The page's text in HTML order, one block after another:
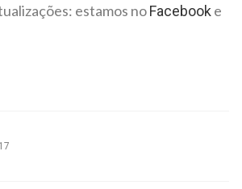
estamos noFacebook e